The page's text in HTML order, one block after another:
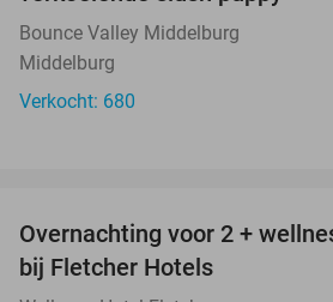
Bounce Valley Middelburg
Middelburg
Verkocht: 680
Overnachting voor 2 +
bij Fletcher Hotels